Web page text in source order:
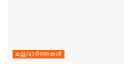
മറ്റുവാര്‍ത്തകള്‍